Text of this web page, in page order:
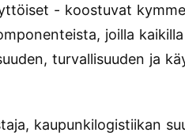
- koostuvat
joilla
turvallisuuden ja
kaupunkilogistiikan